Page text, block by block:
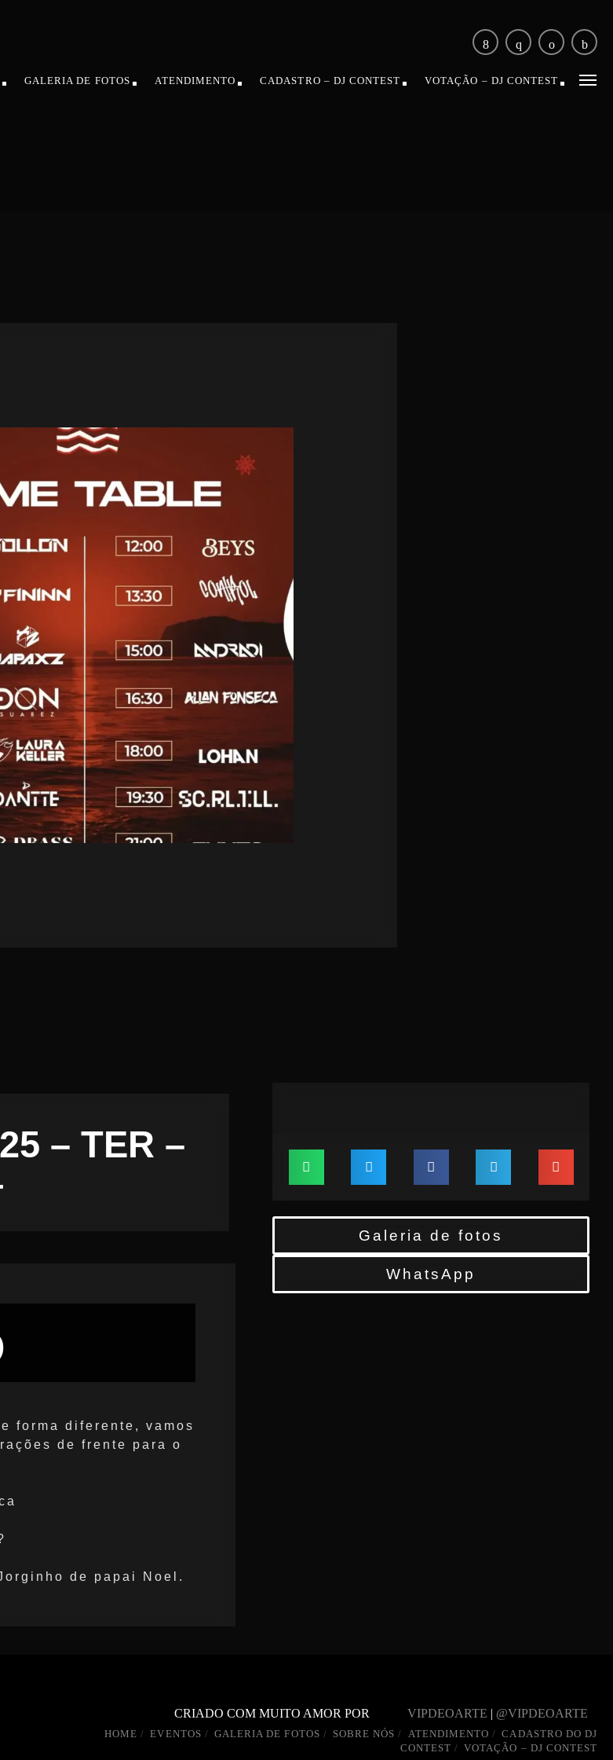
GALERIA DE FOTOS ATENDIMENTO CADASTRO – DJ CONTEST VOTAÇÃO – DJ CONTEST
– TER –
forma diferente, vamos
de frente para o
de papai Noel.
Galeria de fotos
WhatsApp
CRIADO COM MUITO AMOR POR VIPDEOARTE | @VIPDEOARTE
HOME EVENTOS GALERIA DE FOTOS SOBRE NÓS ATENDIMENTO
CADASTRO DO DJ
CONTEST
VOTAÇÃO – DJ CONTEST